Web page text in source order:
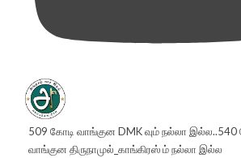
509 கோடி வாங்குன DMK வும் நல்லா இல்ல..540
வாங்குன திருநாமுல்_காங்கிரஸ் ம் நல்லா இல்ல